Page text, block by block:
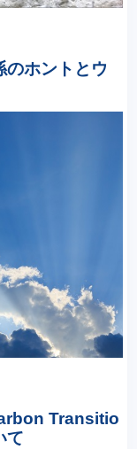
のホントとウ
Transitio
て